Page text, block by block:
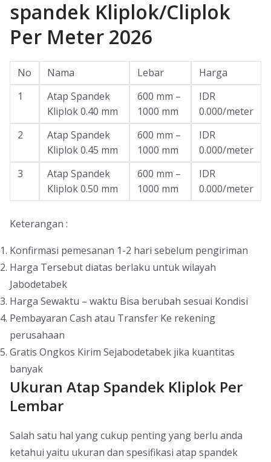
spandek Kliplok/Cliplok
Per Meter 2026
No Nama Lebar
Harga
1
Atap Spandek
Kliplok 0.40 mm
600 mm –
1000 mm
IDR
0.000/meter
2
Atap Spandek
Kliplok 0.45 mm
600 mm –
1000 mm
IDR
0.000/meter
3
Atap Spandek
Kliplok 0.50 mm
600 mm –
1000 mm
IDR
0.000/meter
Keterangan :
Konfirmasi pemesanan 1-2 hari sebelum pengiriman
Harga Tersebut diatas berlaku untuk wilayah
Jabodetabek
Harga Sewaktu – waktu Bisa berubah sesuai Kondisi
Pembayaran Cash atau Transfer Ke rekening
perusahaan
Gratis Ongkos Kirim Sejabodetabek jika kuantitas
banyak
Ukuran Atap Spandek Kliplok Per
Lembar
Salah satu hal yang cukup penting yang berlu anda
ketahui yaitu ukuran dan spesifikasi atap spandek